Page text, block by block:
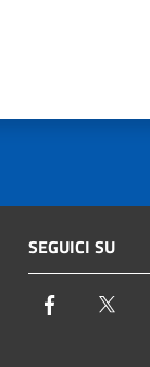
SEGUICI SU
Facebook